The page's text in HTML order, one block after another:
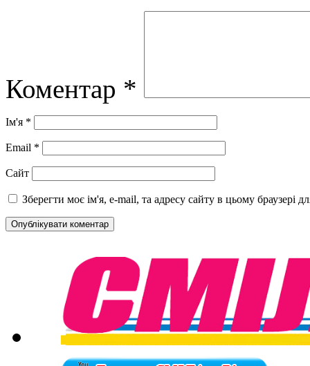
Коментар *
Ім'я *
Email *
Сайт
Зберегти моє ім'я, e-mail, та адресу сайту в цьому браузері